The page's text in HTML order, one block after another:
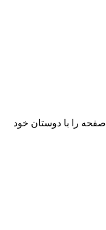
صفحه را با دوستان خود